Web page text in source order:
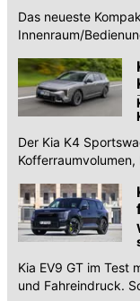
Das neueste
Innenraum/
Der Kia K4
Kia EV9 GT im Test
und Fahreindruck.